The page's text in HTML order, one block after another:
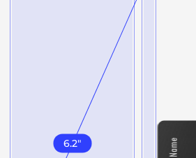
6.2"